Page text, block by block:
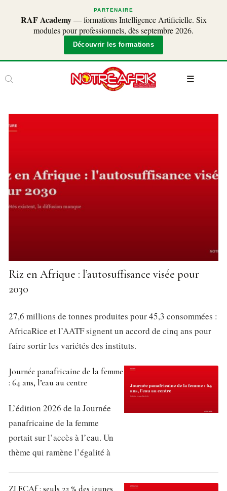
PARTENAIRE
RAF Academy— formations Intelligence Artificielle. Six
modules pour professionnels, dès septembre 2026.
Découvrir les formations
Riz en Afrique : l’autosuffisance visée pour
2030
27,6 millions de tonnes produites pour 45,3 consommées :
AfricaRice et l’AATF signent un accord de cinq ans pour
faire sortir les variétés des instituts.
Journée panafricaine de la femme
: 64 ans, l’eau au centre
L’édition 2026 de la Journée
panafricaine de la femme
portait sur l’accès à l’eau. Un
thème qui ramène l’égalité à
ZLECAf : seuls 22 % des jeunes